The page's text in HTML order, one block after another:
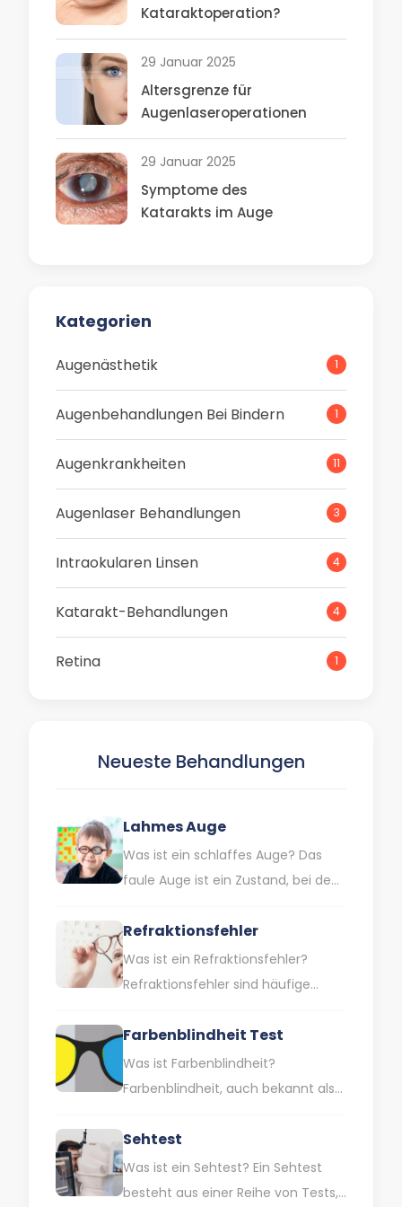
Kataraktoperation?
29 Januar 2025
Altersgrenze für
Augenlaseroperationen
29 Januar 2025
Symptome des
Katarakts im Auge
Kategorien
Augenästhetik 1
Augenbehandlungen Bei Bindern 1
Augenkrankheiten 11
Augenlaser Behandlungen 3
Intraokularen Linsen 4
Katarakt-Behandlungen 4
Retina 1
Neueste Behandlungen
Lahmes Auge
Was ist ein schlaffes Auge? Das
faule Auge ist ein Zustand, bei dem
als normal…
Refraktionsfehler
Was ist ein Refraktionsfehler?
Refraktionsfehler sind häufige
dass das Auge das Licht nicht
richtig bündelt. Dies…
Farbenblindheit Test
Was ist Farbenblindheit?
Farbenblindheit, auch bekannt als
eine Sehbehinderung, die dadurch
gekennzeichnet ist, dass man
bestimmte Farben oder…
Sehtest
Was ist ein Sehtest? Ein Sehtest
besteht aus einer Reihe von Tests,